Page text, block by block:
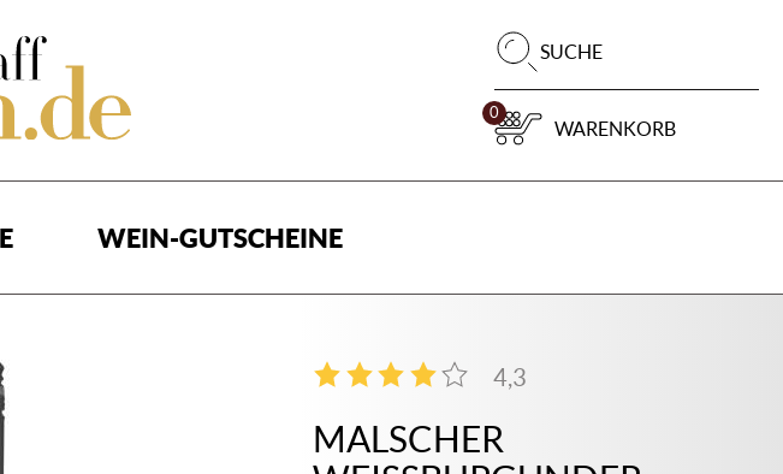
SUCHE
0
WARENKORB
WEIN-GUTSCHEINE
MALSCHER
4,3
4